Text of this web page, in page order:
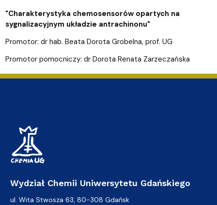
"Charakterystyka chemosensorów opartych na
sygnalizacyjnym układzie antrachinonu"
Promotor: dr hab. Beata Dorota Grobelna, prof. UG
Promotor pomocniczy: dr Dorota Renata Zarzeczańska
Wydział Chemii Uniwersytetu Gdańskiego
ul. Wita Stwosza 63, 80-308 Gdańsk